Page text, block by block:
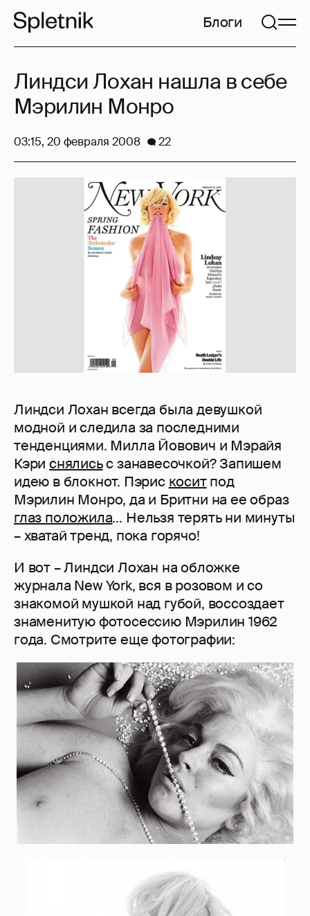
Блоги
Линдси Лохан всегда была девушкой
модной и следила за последними
тенденциями. Милла Йовович и Мэрайя
Кэри снялисьс занавесочкой? Запишем
идею в блокнот. Пэрис коситпод
Мэрилин Монро, да и Бритни на ее образ
глаз положила… Нельзя терять ни минуты
– хватай тренд, пока горячо!
И вот – Линдси Лохан на обложке
журнала New York, вся в розовом и со
знакомой мушкой над губой, воссоздает
знаменитую фотосессию Мэрилин 1962
года. Смотрите еще фотографии:
Линдси Лохан нашла в себе
Мэрилин Монро
03:15, 20 февраля 2008 22